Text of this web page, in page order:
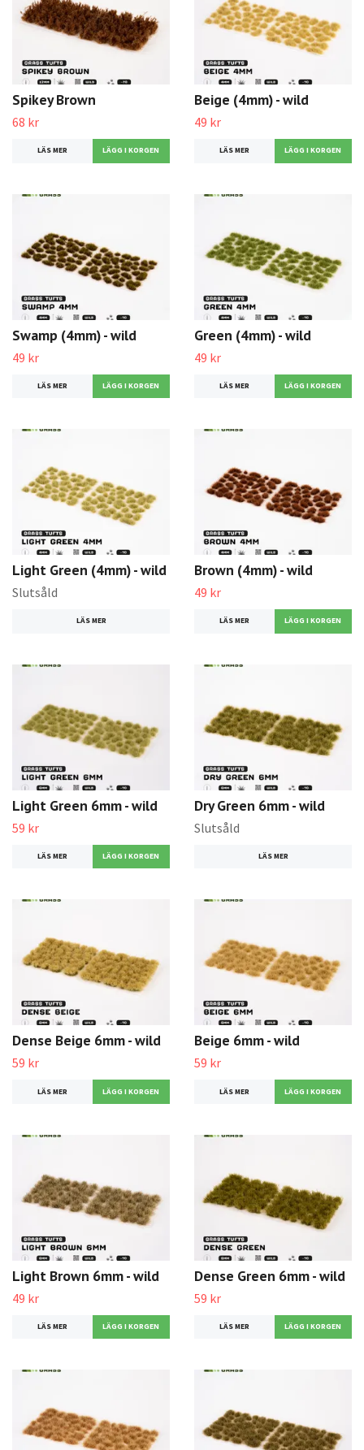
Spikey Brown
68 kr
LÄS MER
Beige (4mm) - wild
49 kr
LÄS MER
Swamp (4mm) - wild
49 kr
LÄS MER
Green (4mm) - wild
49 kr
LÄS MER
Light Green (4mm) - wild
Slutsåld
LÄS MER
Brown (4mm) - wild
49 kr
LÄS MER
Light Green 6mm - wild
59 kr
LÄS MER
Dry Green 6mm - wild
Slutsåld
LÄS MER
Dense Beige 6mm - wild
59 kr
LÄS MER
Beige 6mm - wild
59 kr
LÄS MER
Light Brown 6mm - wild
49 kr
LÄS MER
Dense Green 6mm - wild
59 kr
LÄS MER